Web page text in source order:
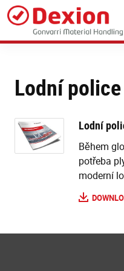
Skip
main
content
Lodní
Lodní
Během
potřeba
moderní